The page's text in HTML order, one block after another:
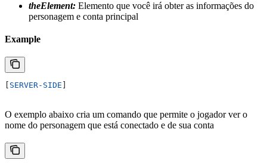
theElement: Elemento que você irá obter as informações do
personagem e conta principal
Example
SERVER-SIDE
O exemplo abaixo cria um comando que permite o jogador ver o
nome do personagem que está conectado e de sua conta